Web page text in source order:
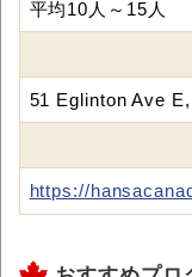
平均10人～15人
51 Eglinton Ave
https://